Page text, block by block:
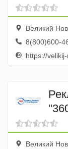
Великий Новгород,
8(800)600-
https://
Великий Новгород,